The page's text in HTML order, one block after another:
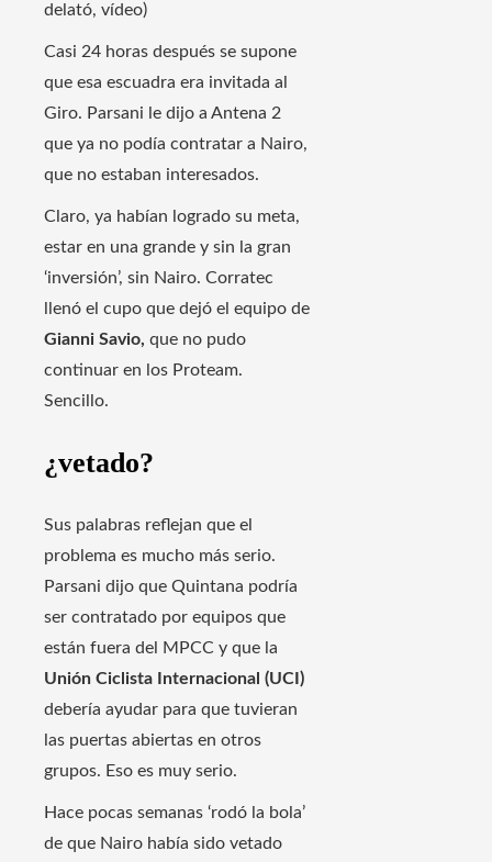
delató, vídeo)
Casi 24 horas después se supone
que esa escuadra era invitada al
Giro. Parsani le dijo a Antena 2
que ya no podía contratar a Nairo,
que no estaban interesados.
Claro, ya habían logrado su meta,
estar en una grande y sin la gran
‘inversión’, sin Nairo. Corratec
llenó el cupo que dejó el equipo de
Gianni Savio, que no pudo
continuar en los Proteam.
Sencillo.
¿vetado?
Sus palabras reflejan que el
problema es mucho más serio.
Parsani dijo que Quintana podría
ser contratado por equipos que
están fuera del MPCC y que la
Unión Ciclista Internacional (UCI)
debería ayudar para que tuvieran
las puertas abiertas en otros
grupos. Eso es muy serio.
Hace pocas semanas ‘rodó la bola’
de que Nairo había sido vetado